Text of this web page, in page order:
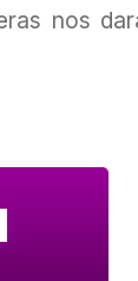
nos